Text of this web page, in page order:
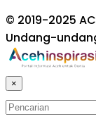
© 2019-2025
Undang-
×